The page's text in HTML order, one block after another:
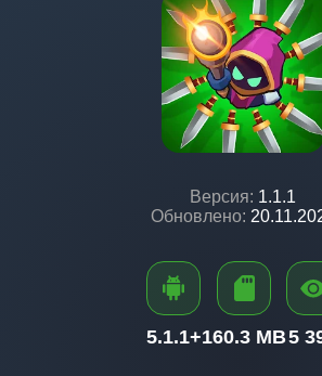
Версия: 1.1.1
Обновлено:
5.1.1+160.3 MB5